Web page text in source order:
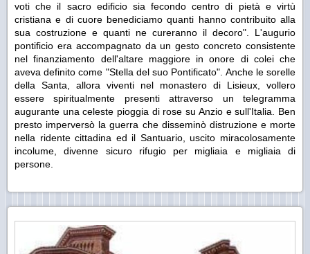
voti che il sacro edificio sia fecondo centro di pietà e virtù
cristiana e di cuore benediciamo quanti hanno contribuito alla
sua costruzione e quanti ne cureranno il decoro". L'augurio
pontificio era accompagnato da un gesto concreto consistente
nel finanziamento dell'altare maggiore in onore di colei che
aveva definito come "Stella del suo Pontificato". Anche le sorelle
della Santa, allora viventi nel monastero di Lisieux, vollero
essere spiritualmente presenti attraverso un telegramma
augurante una celeste pioggia di rose su Anzio e sull'Italia. Ben
presto imperversò la guerra che disseminò distruzione e morte
nella ridente cittadina ed il Santuario, uscito miracolosamente
incolume, divenne sicuro rifugio per migliaia e migliaia di
persone.